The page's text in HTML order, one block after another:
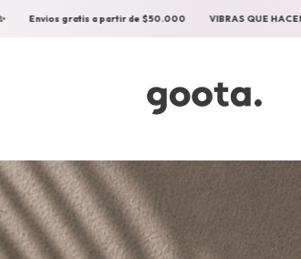
VIBRAS QUE HACEN BIEN ✨ SEXUAL WELLNESS ✨